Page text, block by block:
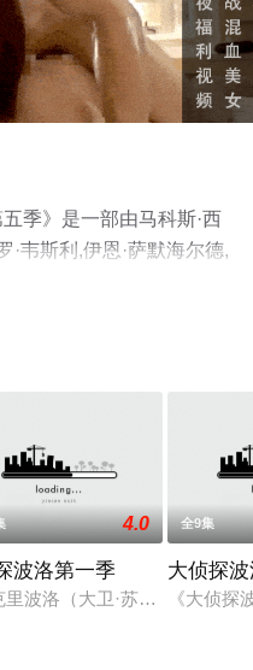
季》是一部由马科斯·西
·韦斯利,伊恩·萨默海尔德,
姆,扎齐·罗伊瑞格,坎迪丝
免费观看高清无删减完
事均改编自短篇小说，于
4.0
波洛第一季
里波洛（大卫·苏切特 David
全9集
大侦探
《大侦探